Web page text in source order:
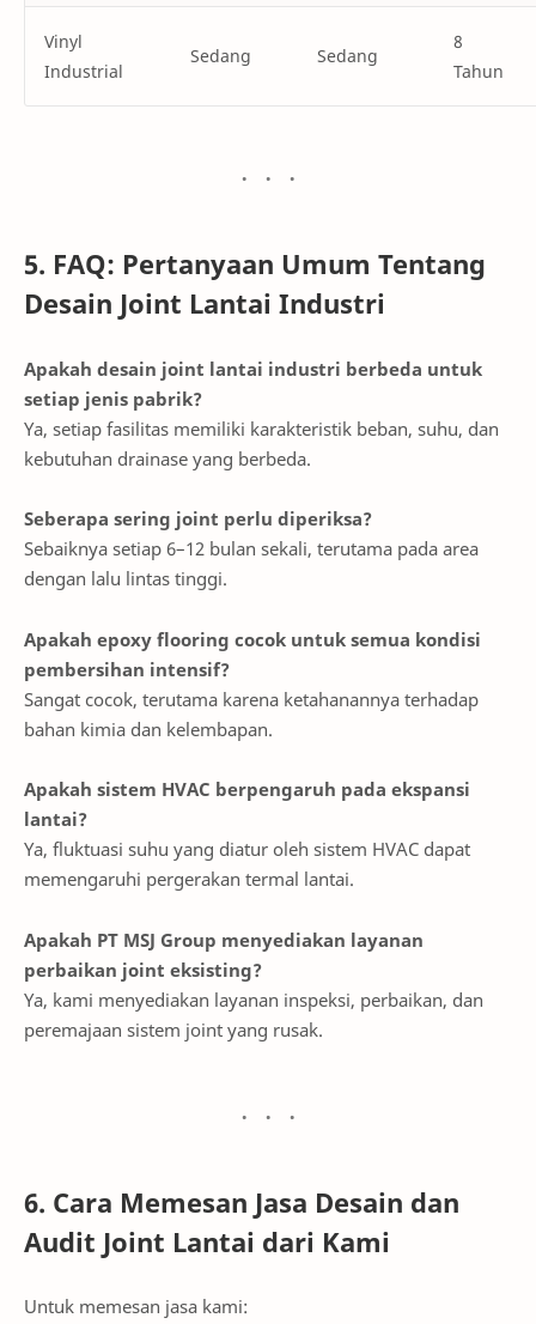
Vinyl
Industrial
Sedang Sedang
8
Tahun
5. FAQ: Pertanyaan Umum Tentang
Desain Joint Lantai Industri
Apakah desain joint lantai industri berbeda untuk
setiap jenis pabrik?
Ya, setiap fasilitas memiliki karakteristik beban, suhu, dan
kebutuhan drainase yang berbeda.
Seberapa sering joint perlu diperiksa?
Sebaiknya setiap 6–12 bulan sekali, terutama pada area
dengan lalu lintas tinggi.
Apakah epoxy flooring cocok untuk semua kondisi
pembersihan intensif?
Sangat cocok, terutama karena ketahanannya terhadap
bahan kimia dan kelembapan.
Apakah sistem HVAC berpengaruh pada ekspansi
lantai?
Ya, fluktuasi suhu yang diatur oleh sistem HVAC dapat
memengaruhi pergerakan termal lantai.
Apakah PT MSJ Group menyediakan layanan
perbaikan joint eksisting?
Ya, kami menyediakan layanan inspeksi, perbaikan, dan
peremajaan sistem joint yang rusak.
6. Cara Memesan Jasa Desain dan
Audit Joint Lantai dari Kami
Untuk memesan jasa kami: